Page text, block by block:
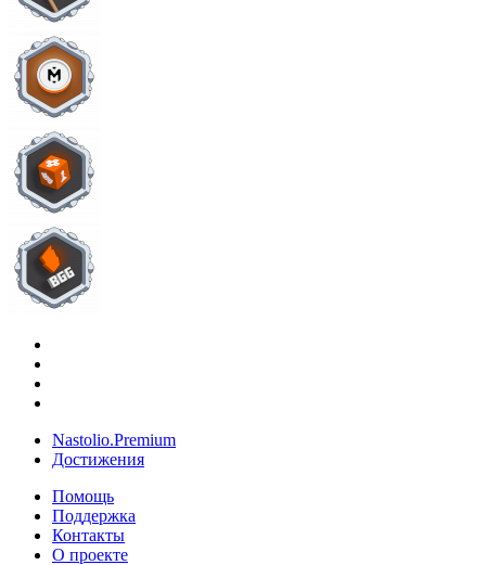
Nastolio.Premium
Достижения
Помощь
Поддержка
Контакты
О проекте